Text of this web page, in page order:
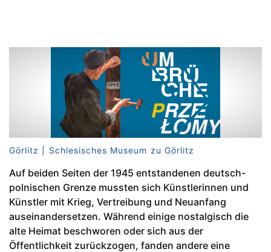
Görlitz | Schlesisches Museum zu Görlitz
Auf beiden Seiten der 1945 entstandenen deutsch-
polnischen Grenze mussten sich Künstlerinnen und
Künstler mit Krieg, Vertreibung und Neuanfang
auseinandersetzen. Während einige nostalgisch die
alte Heimat beschworen oder sich aus der
Öffentlichkeit zurückzogen, fanden andere eine